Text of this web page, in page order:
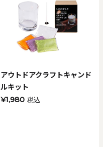
アウトドアクラフトキャンド
ルキット
¥1,980 税込